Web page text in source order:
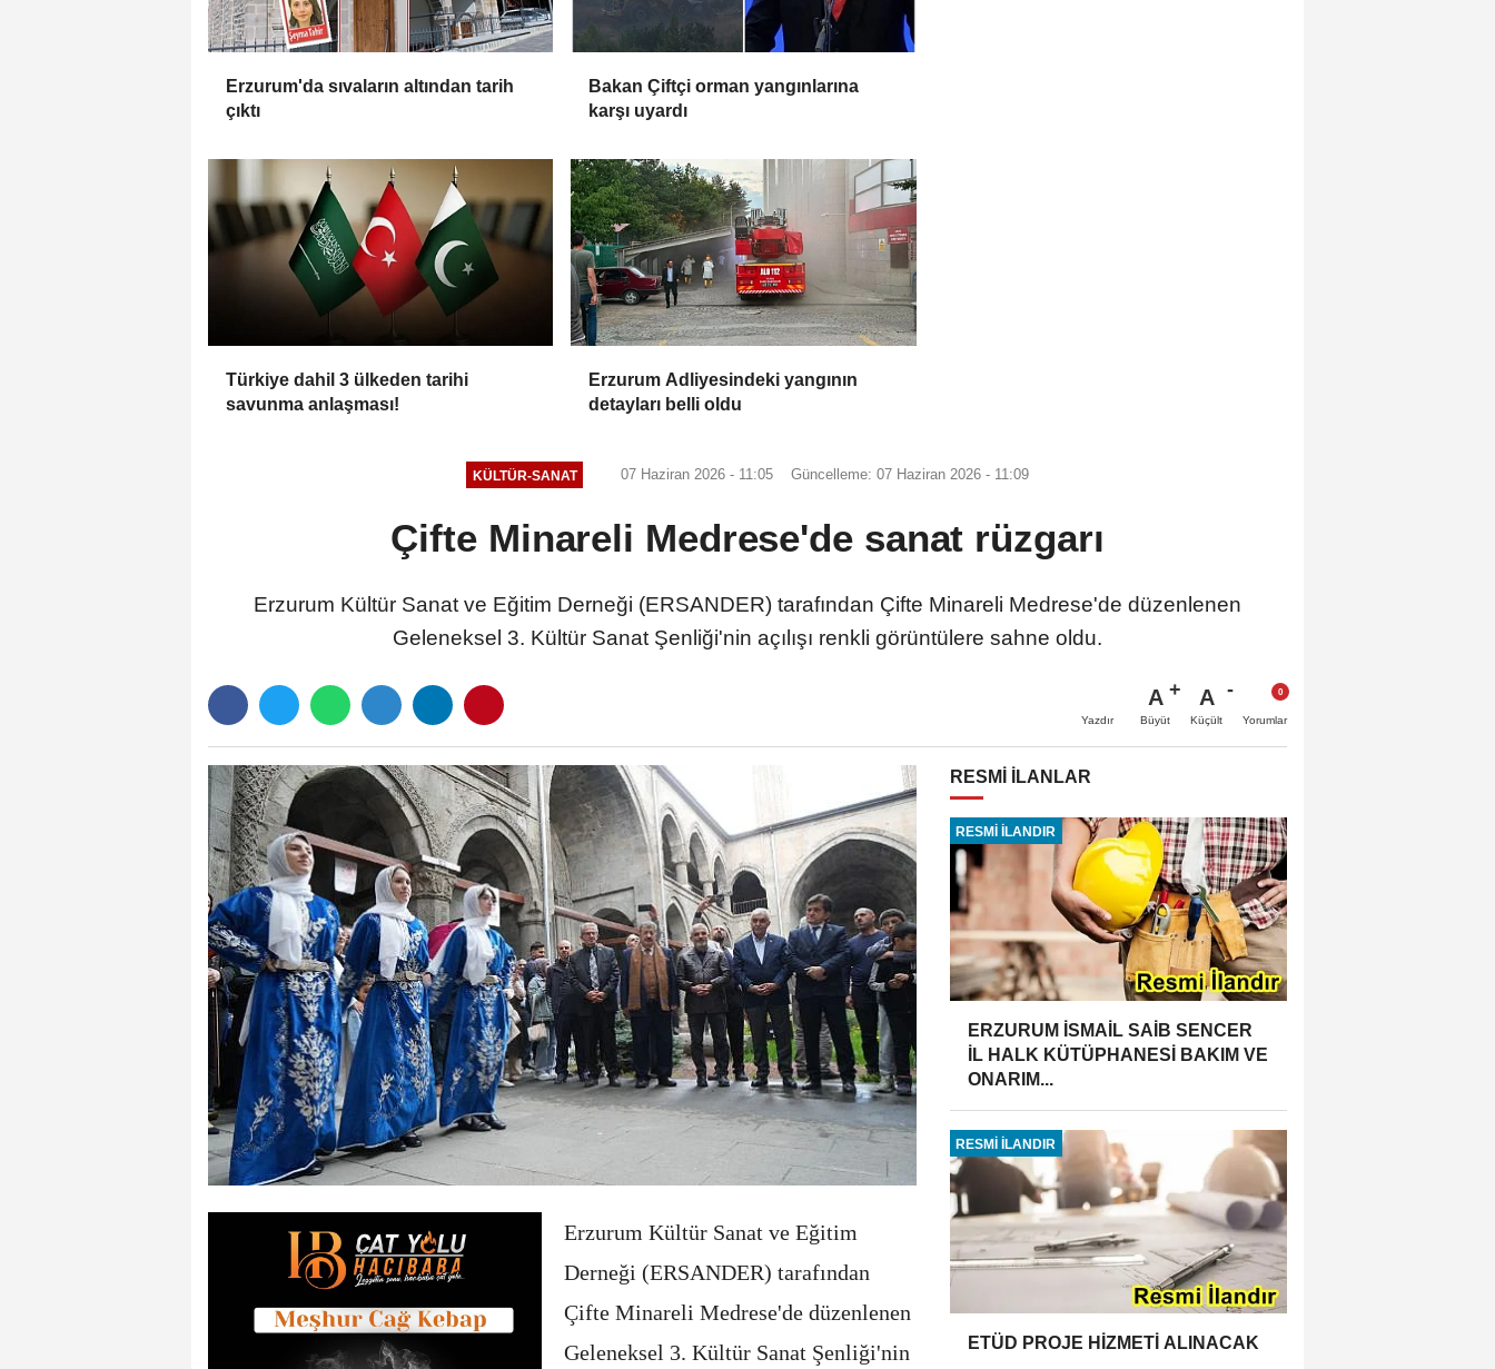
Erzurum'da sıvaların altından tarih
çıktı
Bakan Çiftçi orman yangınlarına
karşı uyardı
Türkiye dahil 3 ülkeden tarihi
savunma anlaşması!
Erzurum Adliyesindeki yangının
detayları belli oldu
KÜLTÜR-SANAT 07 Haziran 2026 - 11:05 Güncelleme: 07 Haziran 2026 - 11:09
Çifte Minareli Medrese'de sanat rüzgarı
Erzurum Kültür Sanat ve Eğitim Derneği (ERSANDER) tarafından Çifte Minareli Medrese'de düzenlenen
Geleneksel 3. Kültür Sanat Şenliği'nin açılışı renkli görüntülere sahne oldu.
Yazdır
A
Büyüt
A
Küçült Yorumlar
Erzurum Kültür Sanat ve Eğitim
Derneği (ERSANDER) tarafından
Çifte Minareli Medrese'de düzenlenen
Geleneksel 3. Kültür Sanat Şenliği'nin
RESMİ İLANLAR
RESMİ İLANDIR
ERZURUM İSMAİL SAİB SENCER
İL HALK KÜTÜPHANESİ BAKIM VE
ONARIM...
RESMİ İLANDIR
ETÜD PROJE HİZMETİ ALINACAK